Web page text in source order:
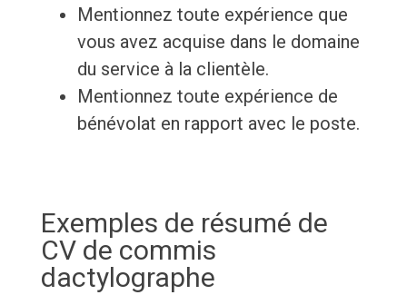
Mentionnez toute expérience que
vous avez acquise dans le domaine
du service à la clientèle.
Mentionnez toute expérience de
bénévolat en rapport avec le poste.
Exemples de résumé de
CV de commis
dactylographe